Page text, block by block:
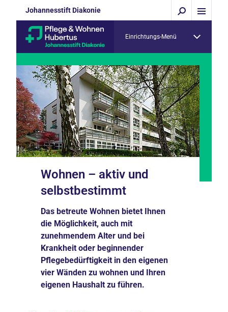
Johannesstift Diakonie
Einrichtungs-Menü
Wohnen – aktiv und
selbstbestimmt
Das betreute Wohnen bietet Ihnen
die Möglichkeit, auch mit
zunehmendem Alter und bei
Krankheit oder beginnender
Pflegebedürftigkeit in den eigenen
vier Wänden zu wohnen und Ihren
eigenen Haushalt zu führen.